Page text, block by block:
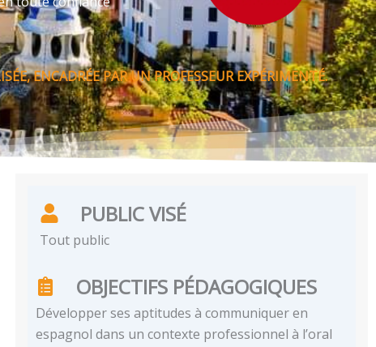
ENCADRÉE PAR UN PROFESSEUR EXPÉRIMENTÉ.
PUBLIC VISÉ
Tout public
OBJECTIFS PÉDAGOGIQUES
Développer ses aptitudes à communiquer en
espagnol dans un contexte professionnel à l’oral